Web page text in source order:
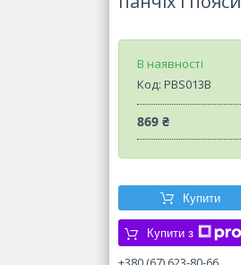
В наявності
Код: PBS013B
869 ₴
Купити
Купити з